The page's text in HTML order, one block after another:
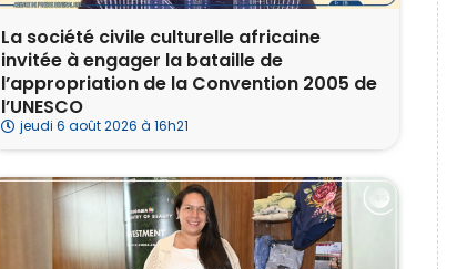
La société civile culturelle africaine
invitée à engager la bataille de
l’appropriation de la Convention 2005 de
l’UNESCO
jeudi 6 août 2026 à 16h21